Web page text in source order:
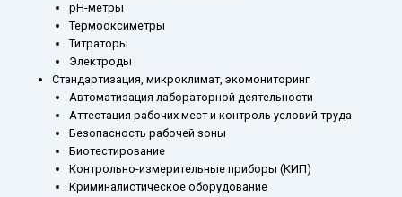
рН-метры
Термооксиметры
Титраторы
Электроды
Стандартизация, микроклимат, экомониторинг
Автоматизация лабораторной деятельности
Аттестация рабочих мест и контроль условий труда
Безопасность рабочей зоны
Биотестирование
Контрольно-измерительные приборы (КИП)
Криминалистическое оборудование